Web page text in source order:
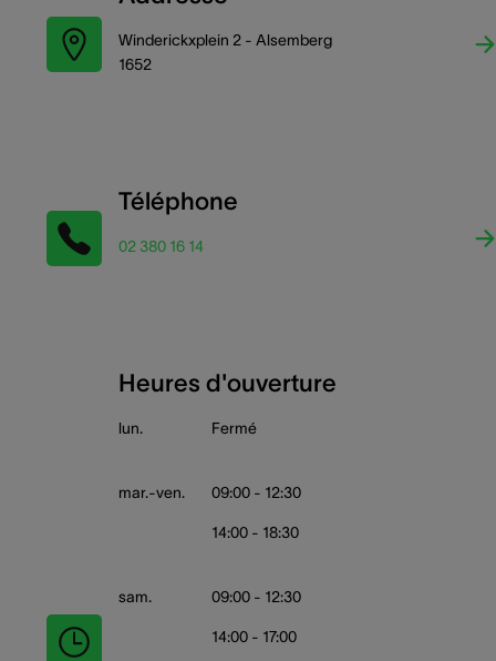
Winderickxplein 2 - Alsemberg
1652
Téléphone
02 380 16 14
Heures d'ouverture
lun. Fermé
mar.-ven. 09:00 - 12:30
14:00 - 18:30
sam. 09:00 - 12:30
14:00 - 17:00